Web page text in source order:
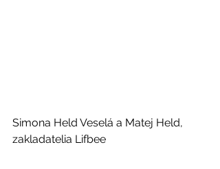
Simona Held Veselá a Matej Held,
zakladatelia Lifbee